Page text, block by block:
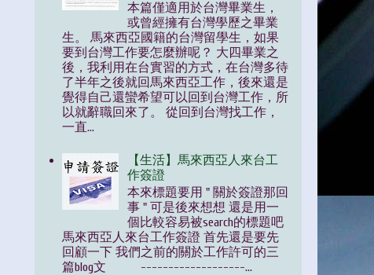
本篇僅適用於台灣畢業生，
或曾經擁有台灣學歷之畢業
生。 馬來西亞國籍的台灣留學生，如果
要到台灣工作要怎麼辦呢？ 大四畢業之
後，我利用在台實習的方式，在台灣多待
了半年之後就回馬來西亞工作，後來還是
覺得自己還蠻希望可以回到台灣工作，所
以就辭職回來了。 從回到台灣找工作，
一直...
【生活】馬來西亞人來台工
作簽證
本來標題要用 " 關於簽證那回
事 " 可是後來想想 還是用一
個比較容易被search的標題吧
馬來西亞人來台工作簽證 首先還是要先
回顧一下 我們之前的關於工作許可的三
篇blog文 -------------------...